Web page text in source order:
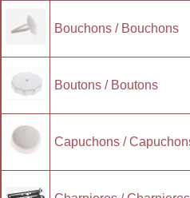
Bouchons / Bouchons
Boutons / Boutons
Capuchons /